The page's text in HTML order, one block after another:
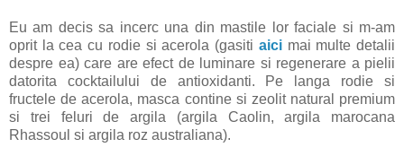
Eu am decis sa incerc una din mastile lor faciale si m-am
oprit la cea cu rodie si acerola (gasiti aicimai multe detalii
despre ea) care are efect de luminare si regenerare a pielii
datorita cocktailului de antioxidanti. Pe langa rodie si
fructele de acerola, masca contine si zeolit natural premium
si trei feluri de argila (argila Caolin, argila marocana
Rhassoul si argila roz australiana).